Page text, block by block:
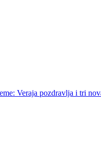
Veraja pozdravlja i tri